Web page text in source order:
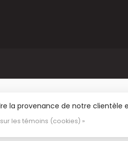
de matériel de loisirs.
la provenance de notre clientèle
les témoins (cookies) »